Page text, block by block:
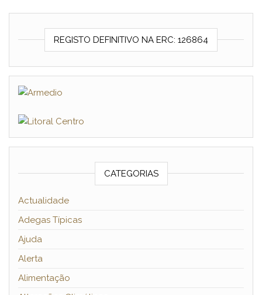
REGISTO DEFINITIVO NA ERC: 126864
CATEGORIAS
Actualidade
Adegas Típicas
Ajuda
Alerta
Alimentação